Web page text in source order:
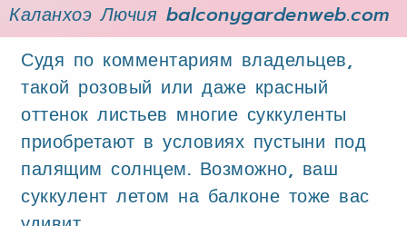
Каланхоэ Лючия balconygardenweb.com
Судя по комментариям владельцев,
такой розовый или даже красный
оттенок листьев многие суккуленты
приобретают в условиях пустыни под
палящим солнцем. Возможно, ваш
суккулент летом на балконе тоже вас